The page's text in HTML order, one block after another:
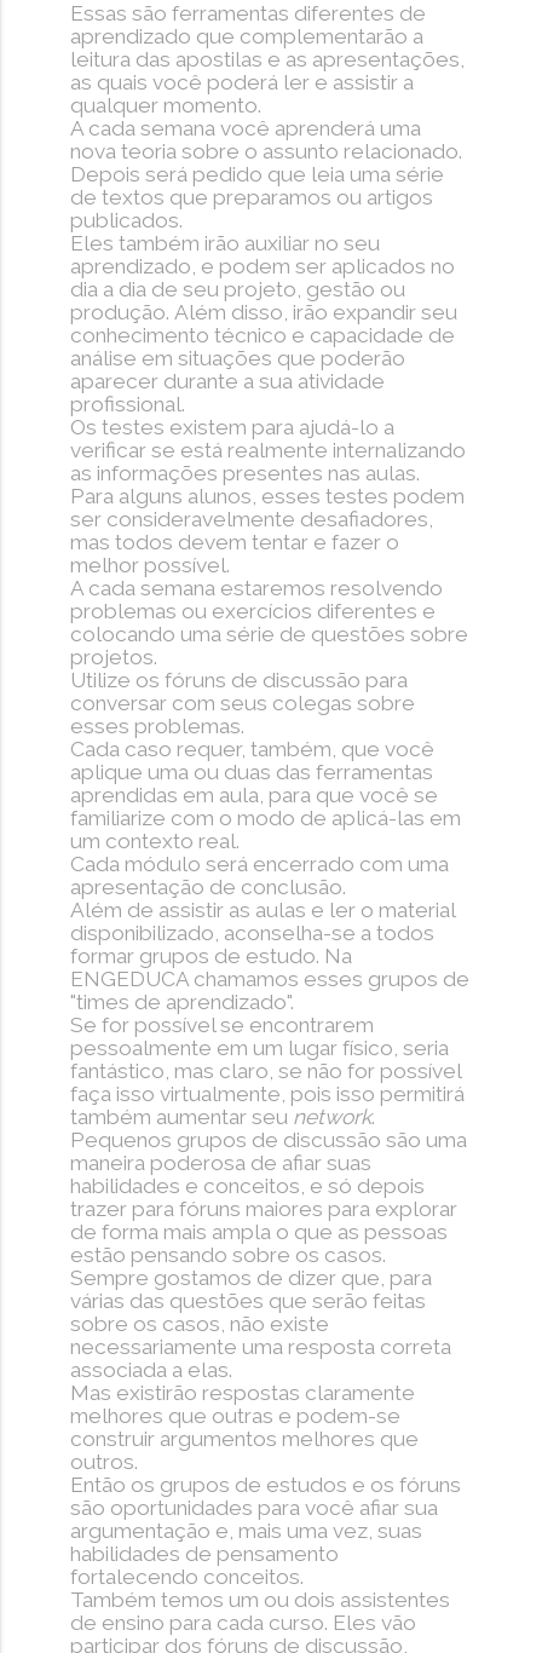
Essas são ferramentas diferentes de
aprendizado que complementarão a
leitura das apostilas e as apresentações,
as quais você poderá ler e assistir a
qualquer momento.
A cada semana você aprenderá uma
nova teoria sobre o assunto relacionado.
Depois será pedido que leia uma série
de textos que preparamos ou artigos
publicados.
Eles também irão auxiliar no seu
aprendizado, e podem ser aplicados no
dia a dia de seu projeto, gestão ou
produção. Além disso, irão expandir seu
conhecimento técnico e capacidade de
análise em situações que poderão
aparecer durante a sua atividade
profissional.
Os testes existem para ajudá-lo a
verificar se está realmente internalizando
as informações presentes nas aulas.
Para alguns alunos, esses testes podem
ser consideravelmente desafiadores,
mas todos devem tentar e fazer o
melhor possível.
A cada semana estaremos resolvendo
problemas ou exercícios diferentes e
colocando uma série de questões sobre
projetos.
Utilize os fóruns de discussão para
conversar com seus colegas sobre
esses problemas.
Cada caso requer, também, que você
aplique uma ou duas das ferramentas
aprendidas em aula, para que você se
familiarize com o modo de aplicá-las em
um contexto real.
Cada módulo será encerrado com uma
apresentação de conclusão.
Além de assistir as aulas e ler o material
disponibilizado, aconselha-se a todos
formar grupos de estudo. Na
ENGEDUCA chamamos esses grupos de
"times de aprendizado".
Se for possível se encontrarem
pessoalmente em um lugar físico, seria
fantástico, mas claro, se não for possível
faça isso virtualmente, pois isso permitirá
também aumentar seu network.
Pequenos grupos de discussão são uma
maneira poderosa de afiar suas
habilidades e conceitos, e só depois
trazer para fóruns maiores para explorar
de forma mais ampla o que as pessoas
estão pensando sobre os casos.
Sempre gostamos de dizer que, para
várias das questões que serão feitas
sobre os casos, não existe
necessariamente uma resposta correta
associada a elas.
Mas existirão respostas claramente
melhores que outras e podem-se
construir argumentos melhores que
outros.
Então os grupos de estudos e os fóruns
são oportunidades para você afiar sua
argumentação e, mais uma vez, suas
habilidades de pensamento
fortalecendo conceitos.
Também temos um ou dois assistentes
de ensino para cada curso. Eles vão
participar dos fóruns de discussão,